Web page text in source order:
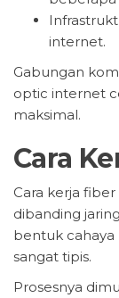
internet.
Gabungan
optic internet
maksimal.
Cara
Cara kerja
dibanding
bentuk cahaya
sangat tipis.
Prosesnya